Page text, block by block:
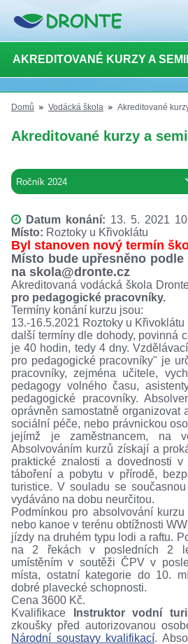
AKREDITOVANÉ KURZY A
Domů Vodácká škola Akreditované
Akreditované kurzy a
Datum konání: 13. 5. 2021
Místo: Roztoky u Křivoklátu
Byl stanoven nový termín
Místo bude upřesněno
na skola@dronte.cz
Akreditovaná vodácká škola
pro pedagogické pracovníky.
Termíny konání kurzu jsou:
13.-16.5.2021 Roztoky u Křivoklátu
další termíny dle dohody, povinná
je 40 hodin, tedy 4 dny.
pro pedagogické pracovníky" je
pracovníky, zejména učitele,
pedagogy volného času,
pedagogické pracovníky.
oprávněn samostatně organizovat
sociální péče, nebo právnickou
jejímž je zaměstnancem, na
Absolvováním kurzů získají a
praktické znalosti a dovednosti
táboření a pobytu v přírodě,
turistice. V souladu se
vydáváno na dobu neurčitou.
Podmínkou pro absolvování
nebo kanoe v terénu obtížnosti
jízdy na druhém typu lodi a raftu.
na 2 řekách v posledních 2
umístěním v soutěži ČPV v
místa, ostatní kategorie do 10.
dobré plavecké schopnosti.
Cena 3600 Kč.
Kvalifikace Instruktor vodní
zkoušky před autorizovanou
Národní soustavy kvalifikací.